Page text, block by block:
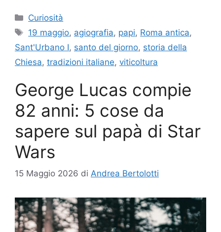
Categorie
Curiosità
Tag
19 maggio, agiografia, papi, Roma antica,
Sant'Urbano I, santo del giorno, storia della
Chiesa, tradizioni italiane, viticoltura
George Lucas compie
82 anni: 5 cose da
sapere sul papà di Star
Wars
15 Maggio 2026 di Andrea Bertolotti